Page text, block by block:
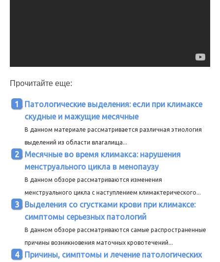
Прочитайте еще:
Патологические выделения: если при климаксе
скудные и мажущие месячные
В данном материале рассматривается различная этиология
выделений из области влагалища...
Месячные во время климакса: нарушения
менструального цикла в менопаузу
В данном обзоре рассматриваются изменения
менструального цикла с наступлением климактерического...
Выделения со сгустками крови при климаксе:
симптомы серьезных патологий
В данном обзоре рассматриваются самые распространенные
причины возникновения маточных кровотечений...
Причины, симптомы и лечение патологических